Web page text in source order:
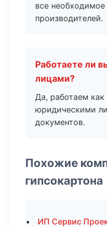
все
производителей.
Работаете ли
лицами?
Да, работаем
юридическими
документов.
Похожие
гипсокартона
ИП Сервис